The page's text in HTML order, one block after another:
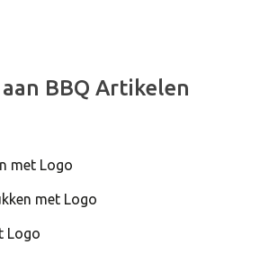
BBQ Artikelen
met Logo
met Logo
Logo